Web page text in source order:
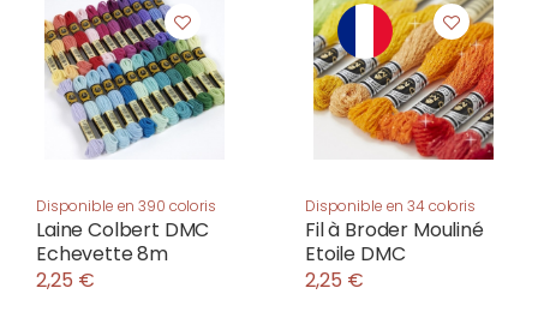
Disponible en 390 coloris
Laine Colbert DMC
Echevette 8m
2,25 €
Disponible en 34 coloris
Fil à Broder Mouliné
Etoile DMC
2,25 €